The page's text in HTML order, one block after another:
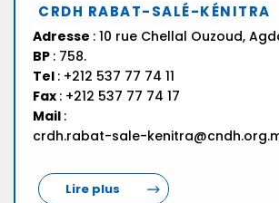
CRDH RABAT-SALÉ-KÉNITRA
Adresse : 10 rue Chellal Ouzoud,
BP : 758.
Tel : +212 537 77 74 11
Fax : +212 537 77 74 17
Mail :
crdh.rabat-sale-
Lire plus